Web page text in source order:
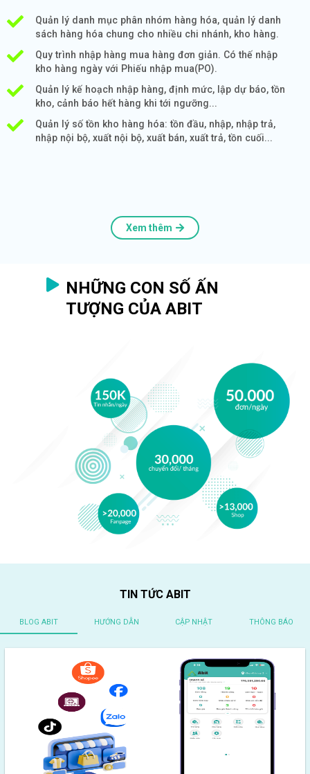
Quản lý danh mục phân nhóm hàng hóa, quản lý danh
sách hàng hóa chung cho nhiều chi nhánh, kho hàng.
Quy trình nhập hàng mua hàng đơn giản. Có thế nhập
kho hàng ngày với Phiếu nhập mua(PO).
Quản lý kế hoạch nhập hàng, định mức, lập dự báo, tồn
kho, cảnh báo hết hàng khi tới ngưỡng...
Quản lý số tồn kho hàng hóa: tồn đầu, nhập, nhập trả,
nhập nội bộ, xuất nội bộ, xuất bán, xuất trả, tồn cuối...
Xem thêm
NHỮNG CON SỐ ẤN
TƯỢNG CỦA ABIT
TIN TỨC ABIT
BLOG ABIT HƯỚNG DẪN CẬP NHẬT THÔNG BÁO